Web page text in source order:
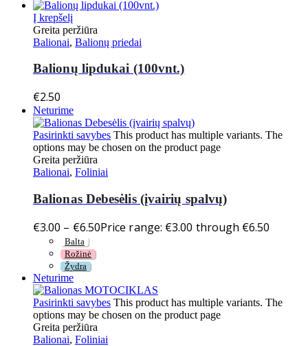
Į krepšelį
Greita peržiūra
Balionai, Balionų priedai
Balionų lipdukai (100vnt.)
€2.50
Neturime
Pasirinkti savybes This product has multiple variants. The
options may be chosen on the product page
Greita peržiūra
Balionai, Foliniai
Balionas Debesėlis (įvairių spalvų)
€3.00 – €6.50Price range: €3.00 through €6.50
Balta
Rožinė
Žydra
Neturime
Pasirinkti savybes This product has multiple variants. The
options may be chosen on the product page
Greita peržiūra
Balionai, Foliniai